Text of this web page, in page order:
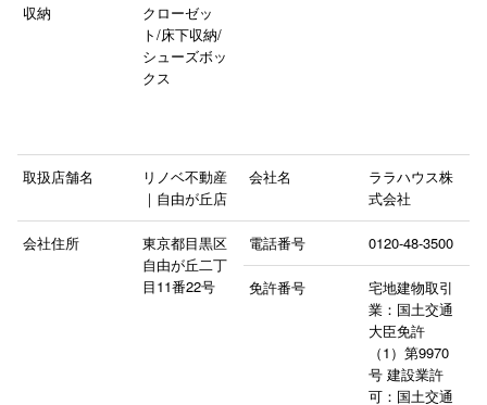
収納
クローゼッ
ト/床下収納/
シューズボッ
クス
取扱店舗名
リノベ不動産
｜自由が丘店
会社名
ララハウス株
式会社
会社住所
東京都目黒区
自由が丘二丁
目11番22号
電話番号 0120-48-3500
免許番号
宅地建物取引
業：国土交通
大臣免許
（1）第9970
号 建設業許
可：国土交通